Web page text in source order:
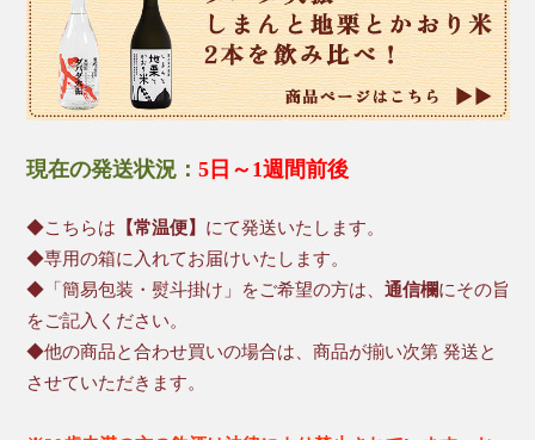
現在の発送状況： 5日～1週間前後
◆こちらは 【常温便】 にて発送いたします。
◆専用の箱に入れてお届けいたします。
◆「簡易包装・熨斗掛け」をご希望の方は、 通信欄にその旨
をご記入ください。
◆他の商品と合わせ買いの場合は、商品が揃い次第 発送と
させていただきます。